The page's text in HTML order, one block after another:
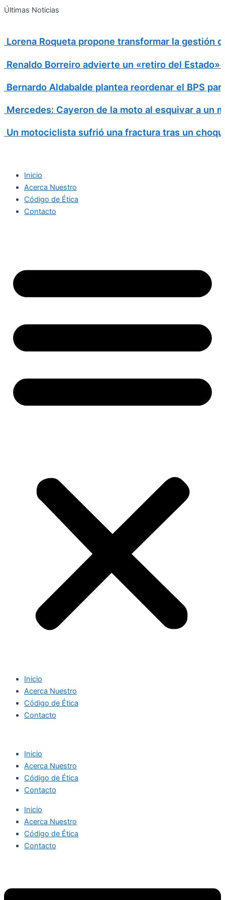
Ir
Últimas Noticias
Lorena Roqueta propone transformar la gestión
Renaldo Borreiro advierte un «retiro del
Bernardo Aldabalde plantea reordenar el BPS
Mercedes: Cayeron de la moto al esquivar a un
Un motociclista sufrió una fractura tras un
Inicio
Acerca Nuestro
Código de Ética
Contacto
Inicio
Acerca Nuestro
Código de Ética
Contacto
Inicio
Acerca Nuestro
Código de Ética
Contacto
Inicio
Acerca Nuestro
Código de Ética
Contacto
Search